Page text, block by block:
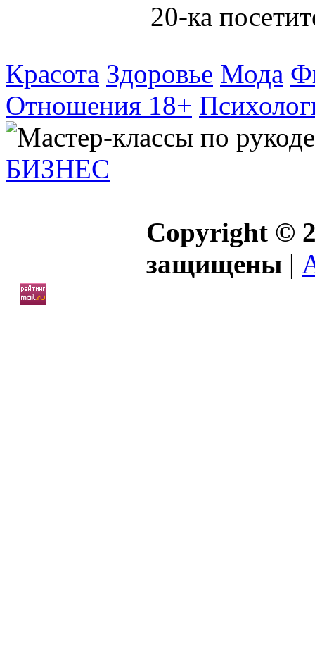
20-ка
Красота Здоровье Мода
Отношения 18+
БИЗНЕС
Copyright ©
защищены |